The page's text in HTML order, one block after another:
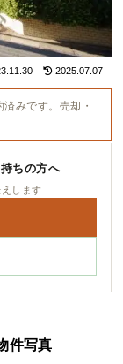
2025.07.07
みです。売却・
ちの方へ
します
件写真